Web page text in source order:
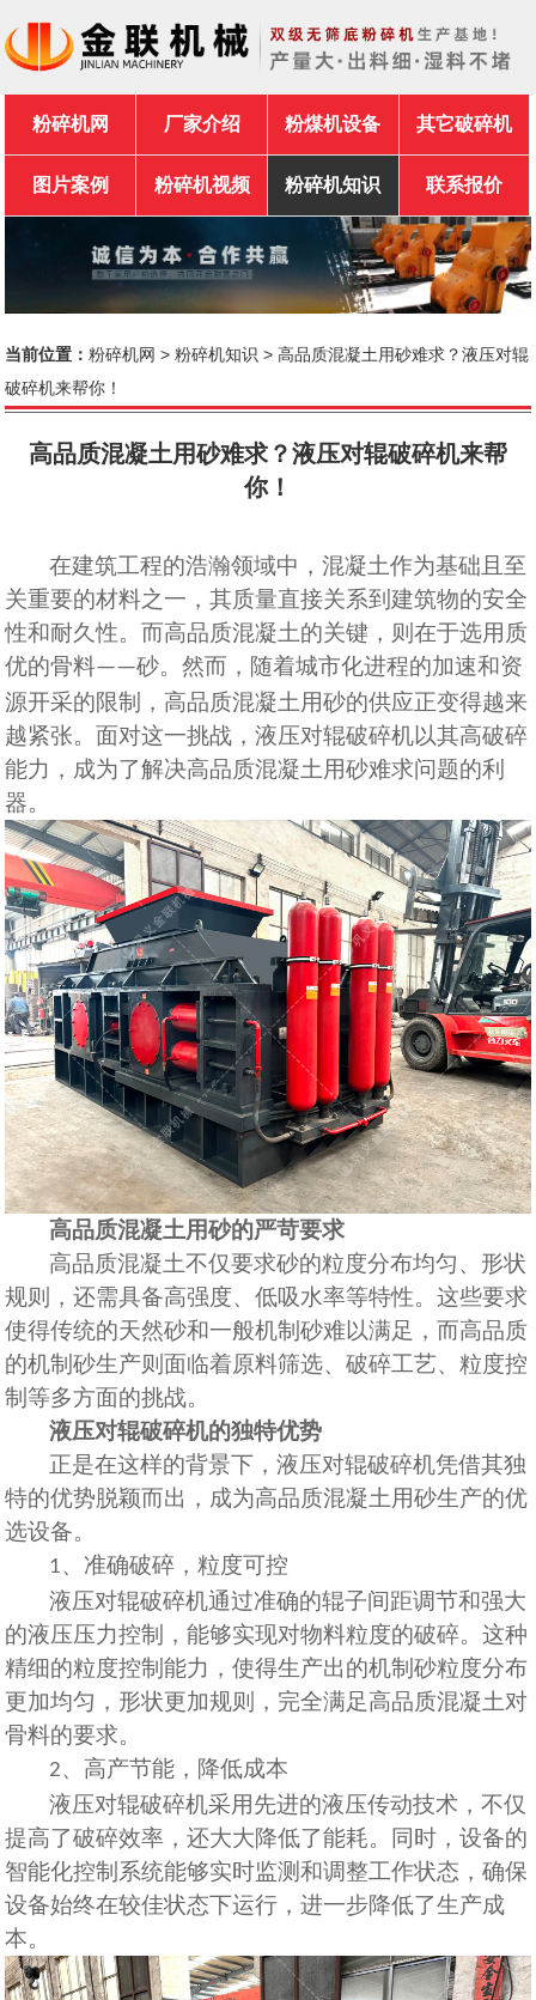
粉碎机网 厂家介绍 粉煤机设备 其它破碎机
图片案例 粉碎机视频 粉碎机知识 联系报价
当前位置：粉碎机网 >粉碎机知识 > 高品质混凝土用砂难求？液压对辊
破碎机来帮你！
高品质混凝土用砂难求？液压对辊破碎机来帮
你！
在建筑工程的浩瀚领域中，混凝土作为基础且至
关重要的材料之一，其质量直接关系到建筑物的安全
性和耐久性。而高品质混凝土的关键，则在于选用 质
优的骨料——砂。然而，随着城市化进程的加速和资
源开采的限制，高品质混凝土用砂的供应正变得越来
越紧张。面对这一挑战，液压对辊破碎机以其高破碎
能力，成为了解决高品质混凝土用砂难求问题的利
器。
高品质混凝土用砂的严苛要求
高品质混凝土不仅要求砂的粒度分布均匀、形状
规则，还需具备高强度、低吸水率等特性。这些要求
使得传统的天然砂和一般机制砂难以满足，而高品质
的机制砂生产则面临着原料筛选、破碎工艺、粒度控
制等多方面的挑战。
液压对辊破碎机的独特优势
正是在这样的背景下，液压对辊破碎机凭借其独
特的优势脱颖而出，成为高品质混凝土用砂生产的优
选设备。
1、准确破碎，粒度可控
液压对辊破碎机通过准确的辊子间距调节和强大
的液压压力控制，能够实现对物料粒度的破碎。这种
精细的粒度控制能力，使得生产出的机制砂粒度分布
更加均匀，形状更加规则，完全满足高品质混凝土对
骨料的要求。
2、 高产节能，降低成本
液压对辊破碎机采用先进的液压传动技术，不仅
提高了破碎效率，还大大降低了能耗。同时，设备的
智能化控制系统能够实时监测和调整工作状态，确保
设备始终在较佳状态下运行，进一步降低了生产成
本。